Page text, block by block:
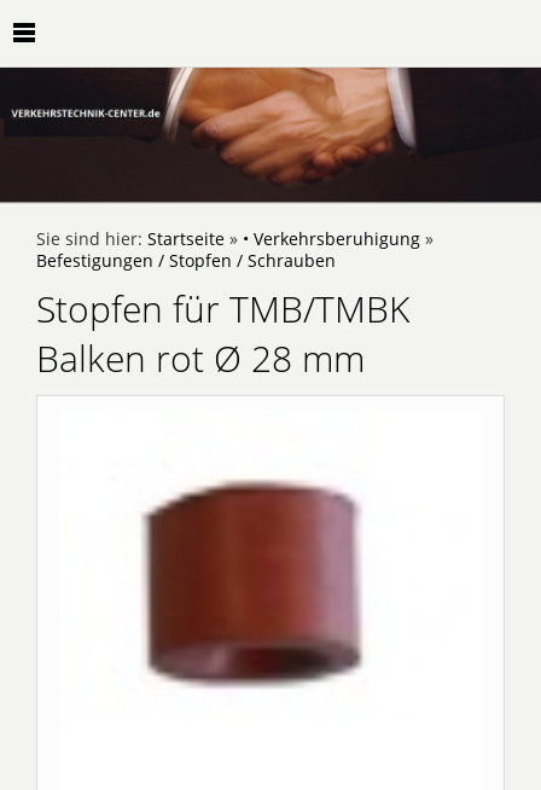
Sie sind hier: Startseite » • Verkehrsberuhigung »
Befestigungen / Stopfen / Schrauben
Stopfen für TMB/TMBK
Balken rot Ø 28 mm